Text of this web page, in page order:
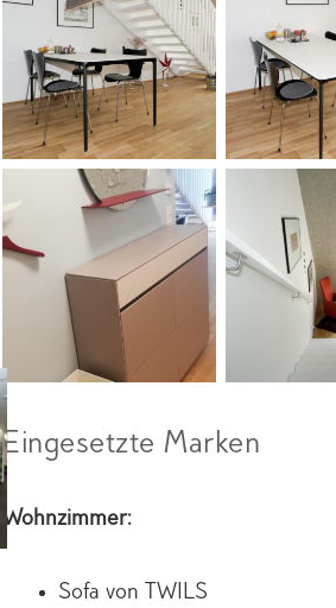
Eingesetzte Marken
Wohnzimmer:
Sofa von TWILS